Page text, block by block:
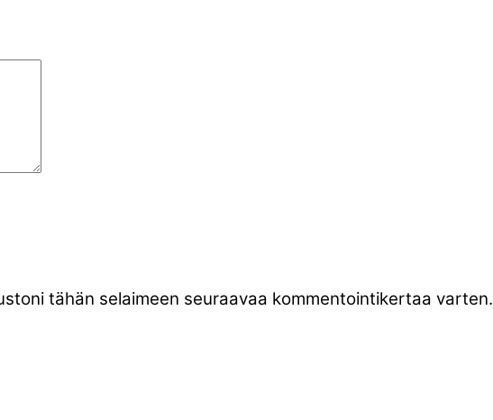
tähän selaimeen seuraavaa kommentointikertaa varten.